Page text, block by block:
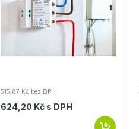
515,87 Kč bez DPH
624,20 Kč s DPH